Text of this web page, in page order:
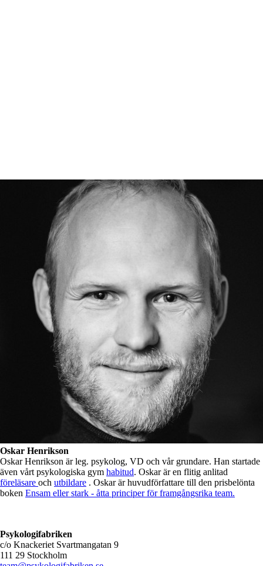
Oskar Henrikson
Oskar Henrikson är leg. psykolog, VD och vår grundare. Han startade
även vårt psykologiska gym habitud. Oskar är en flitig anlitad
föreläsare och utbildare . Oskar är huvudförfattare till den prisbelönta
boken Ensam eller stark - åtta principer för framgångsrika team.
Psykologifabriken
c/o Knackeriet Svartmangatan 9
111 29 Stockholm